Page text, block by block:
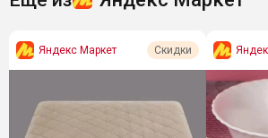
Яндекс Маркет Скидки